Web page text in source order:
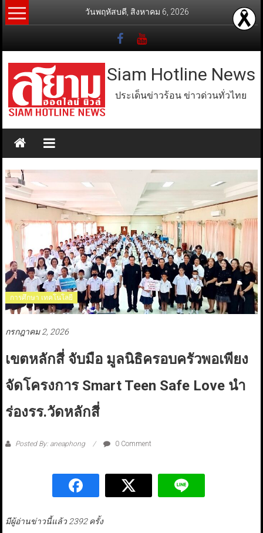
Skip
to
วันพฤหัสบดี, สิงหาคม 6, 2026
Siam Hotline News
ประเด็นข่าวร้อน ข่าวด่วนทั่วไทย
การศึกษา เทคโนโลยี
กรกฎาคม 2, 2026
เขตหลักสี่ จับมือ มูลนิธิครอบครัวพอเพียง
จัดโครงการ Smart Teen Safe Love นำ
ร่องรร.วัดหลักสี่
Posted By: aneaphong 0 Comment
มีผู้อ่านข่าวนี้แล้ว 2392 ครั้ง